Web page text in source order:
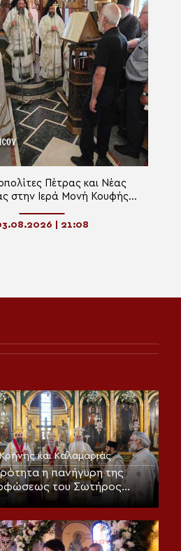
Πέτρας και Νέας
στην Ιερά Μονή Κουφής
| 21:08
και Καλαμαριάς
η πανήγυρη της
του Σωτήρος
(ΦΩΤΟ)